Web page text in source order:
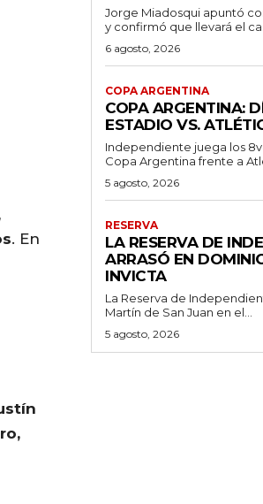
. En
Jorge Miadosqui apuntó
y confirmó que llevará el
6 agosto, 2026
COPA ARGENTINA
COPA ARGENTINA:
ESTADIO VS.
Independiente juega los
Copa Argentina frente a
5 agosto, 2026
RESERVA
LA RESERVA DE
ARRASÓ EN
INVICTA
La Reserva de
Martín de San Juan en el...
5 agosto, 2026